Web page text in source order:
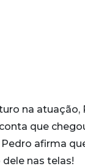
na
que
afirma
nas telas!